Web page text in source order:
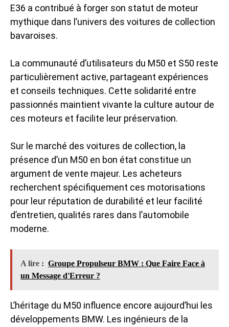
E36 a contribué à forger son statut de moteur
mythique dans l’univers des voitures de collection
bavaroises.
La communauté d’utilisateurs du M50 et S50 reste
particulièrement active, partageant expériences
et conseils techniques. Cette solidarité entre
passionnés maintient vivante la culture autour de
ces moteurs et facilite leur préservation.
Sur le marché des voitures de collection, la
présence d’un M50 en bon état constitue un
argument de vente majeur. Les acheteurs
recherchent spécifiquement ces motorisations
pour leur réputation de durabilité et leur facilité
d’entretien, qualités rares dans l’automobile
moderne.
A lire : Groupe Propulseur BMW : Que Faire Face à
un Message d'Erreur ?
L’héritage du M50 influence encore aujourd’hui les
développements BMW. Les ingénieurs de la